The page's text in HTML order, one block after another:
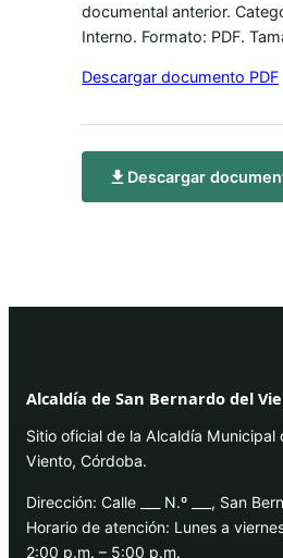
documental anterior.
Interno. Formato: PDF.
Descargar documento PDF
Descargar
Alcaldía de San Bernardo del
Sitio oficial de la Alcaldía Municipal
Viento, Córdoba.
Dirección: Calle ___ N.º ___, San
Horario de atención: Lunes a
2:00 p.m. – 5:00 p.m.